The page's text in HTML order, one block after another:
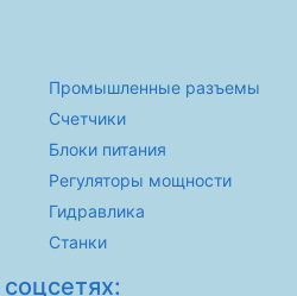
Промышленные разъемы
Счетчики
Блоки питания
Регуляторы мощности
Гидравлика
Станки